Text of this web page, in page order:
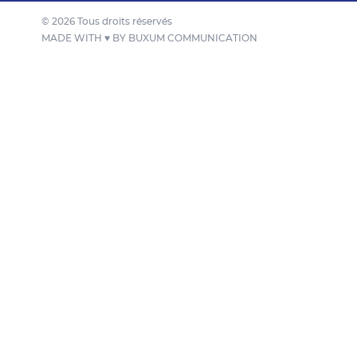
© 2026 Tous droits réservés
MADE WITH ♥ BY BUXUM COMMUNICATION